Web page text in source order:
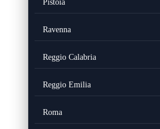
Pistoia
Ravenna
Reggio Calabria
Reggio Emilia
Roma